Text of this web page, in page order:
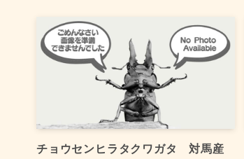
チョウセンヒラタクワガタ 対馬産